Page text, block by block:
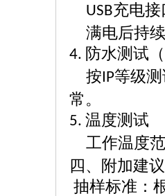
USB充电
满电后持
4. 防水测试
按IP等级
常。
5. 温度测试
工作温度
四、附加建议
抽样标准：